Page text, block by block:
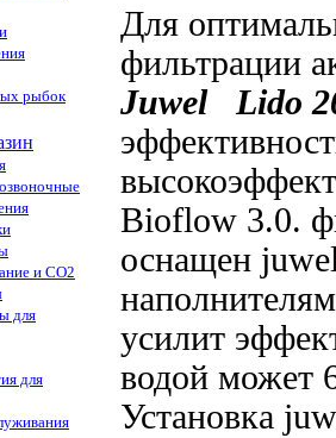
рыбок
и CO2
для
для
Для
фильтрации
Juwel
Lido
Bioflow 3.0.
оснащен
усилит
водой может
Установка